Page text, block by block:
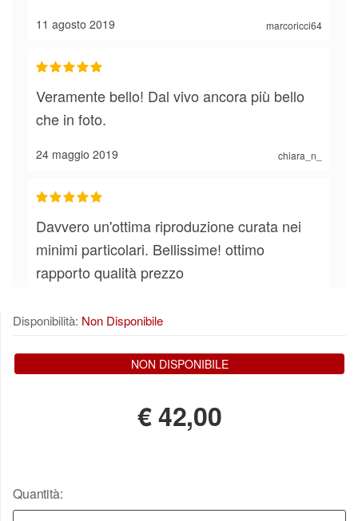
11 agosto 2019 marcoricci64
24 maggio 2019 chiara_n_
Veramente bello! Dal vivo ancora più bello
che in foto.
Davvero un'ottima riproduzione curata nei
minimi particolari. Bellissime! ottimo
rapporto qualità prezzo
Disponibilità: Non Disponibile
NON DISPONIBILE
€42,00
Quantità: